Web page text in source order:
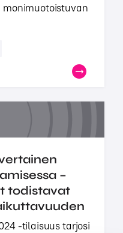
–
todistavat
-tilaisuus tarjosi